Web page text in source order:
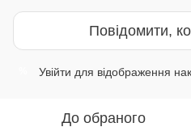
Повідомити,
Увійти для відображення
До обраного